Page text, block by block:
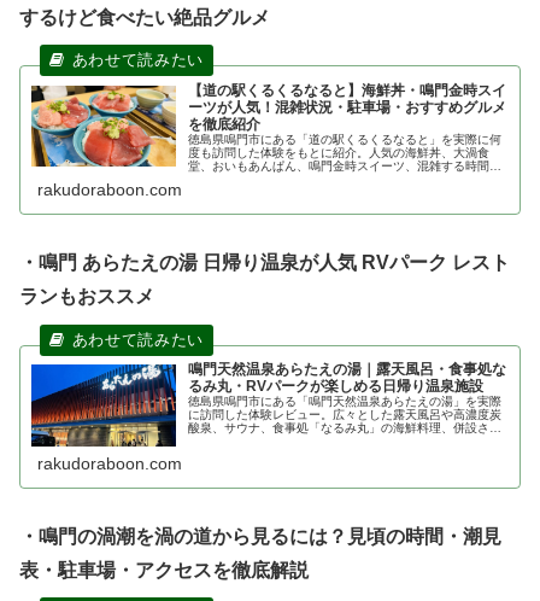
するけど食べたい絶品グルメ
【道の駅くるくるなると】海鮮丼・鳴門金時スイ
ーツが人気！混雑状況・駐車場・おすすめグルメ
を徹底紹介
徳島県鳴門市にある「道の駅くるくるなると」を実際に何
度も訪問した体験をもとに紹介。人気の海鮮丼、大渦食
堂、おいもあんぱん、鳴門金時スイーツ、混雑する時間
rakudoraboon.com
・鳴門 あらたえの湯 日帰り温泉が人気 RVパーク レスト
ランもおススメ
鳴門天然温泉あらたえの湯｜露天風呂・食事処な
るみ丸・RVパークが楽しめる日帰り温泉施設
徳島県鳴門市にある「鳴門天然温泉あらたえの湯」を実際
に訪問した体験レビュー。広々とした露天風呂や高濃度炭
酸泉、サウナ、食事処「なるみ丸」の海鮮料理、併設され
rakudoraboon.com
・鳴門の渦潮を渦の道から見るには？見頃の時間・潮見
表・駐車場・アクセスを徹底解説